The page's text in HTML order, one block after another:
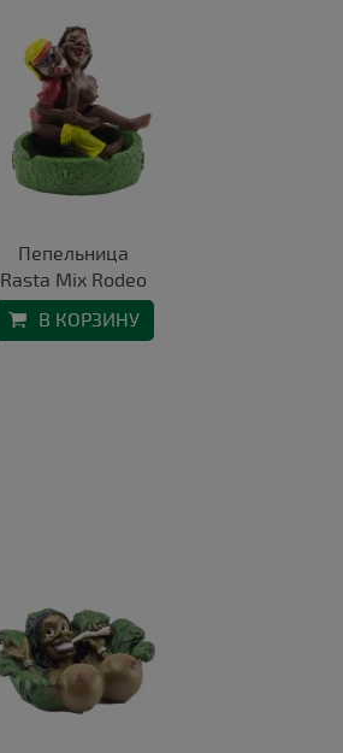
Пепельница
Rasta Mix Rodeo
В КОРЗИНУ